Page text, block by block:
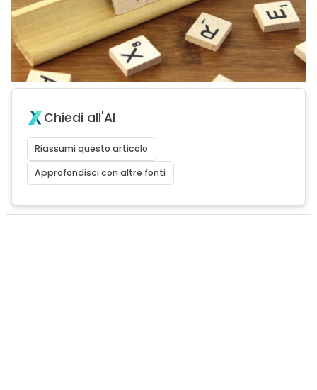
Chiedi all'AI
Riassumi questo articolo
Approfondisci con altre fonti